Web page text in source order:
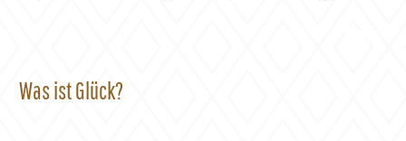
Maschinen und Kraftfahrzeugen, aber auch von Immobilien.
Raeber-Leben-Blog.ch
Was ist Glück?